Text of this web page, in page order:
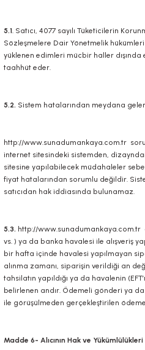
5.1. Satıcı, 4077 sayılı Tüketicilerin
Sözleşmelere Dair Yönetmelik
yüklenen edimleri mücbir haller
taahhüt eder.
5.2. Sistem hatalarından meydana
http://www.sunadumankaya.com.tr
internet sitesindeki sistemden,
sitesine yapılabilecek müdahaleler
fiyat hatalarından sorumlu değildir.
satıcıdan hak iddiasında bulunamaz.
5.3. http://www.sunadumankaya.com.tr
vs. ) ya da banka havalesi ile alışveriş
bir hafta içinde havalesi yapılmayan
alınma zamanı, siparişin verildiği an
tahsilatın yapıldığı ya da havalenin
belirlenen andır. Ödemeli gönderi ya
ile görüşülmeden gerçekleştirilen
Madde 6- Alıcının Hak ve Yükümlülükleri